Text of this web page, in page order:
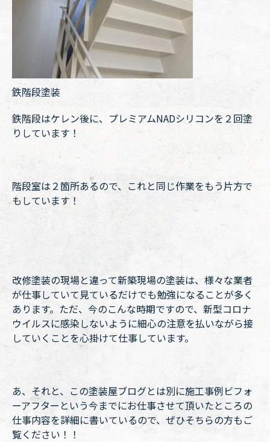
鉄階段塗装
鉄階段はケレン後に、プレミアムNADシリコンを２回塗
りしています！
階段室は２箇所あるので、これと同じ作業をもう片方で
もしています！
改修塗装の現場と違って新築現場の塗装は、様々な業者
が仕事していて見ているだけでも勉強になることが多く
あります。ただ、今のこんな時期ですので、新型コロナ
ウイルスに感染しないように細心の注意を払いながら接
していくことを心掛けて仕事しています。
あ、それと、この塗装屋ブログとは別に施工事例ビフォ
ーアフターという今までにお仕事させて頂いたところの
仕事内容を詳細に書いているので、ぜひそちらの方もご
覧ください！！